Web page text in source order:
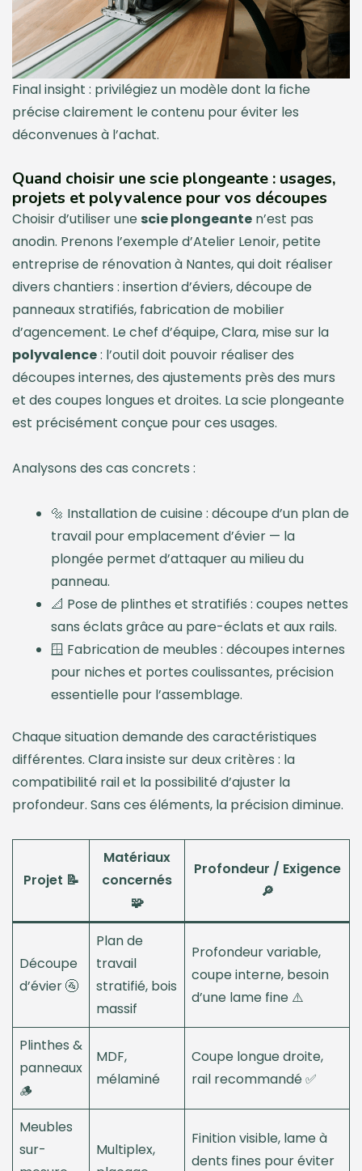
Final insight : privilégiez un modèle dont la fiche
précise clairement le contenu pour éviter les
déconvenues à l’achat.
Quand choisir une scie plongeante : usages,
projets et polyvalence pour vos découpes
Choisir d’utiliser une scie plongeante n’est pas
anodin. Prenons l’exemple d’Atelier Lenoir, petite
entreprise de rénovation à Nantes, qui doit réaliser
divers chantiers : insertion d’éviers, découpe de
panneaux stratifiés, fabrication de mobilier
d’agencement. Le chef d’équipe, Clara, mise sur la
polyvalence: l’outil doit pouvoir réaliser des
découpes internes, des ajustements près des murs
et des coupes longues et droites. La scie plongeante
est précisément conçue pour ces usages.
Analysons des cas concrets :
🔩 Installation de cuisine : découpe d’un plan de
travail pour emplacement d’évier — la
plongée permet d’attaquer au milieu du
panneau.
📐 Pose de plinthes et stratifiés : coupes nettes
sans éclats grâce au pare-éclats et aux rails.
🪟 Fabrication de meubles : découpes internes
pour niches et portes coulissantes, précision
essentielle pour l’assemblage.
Chaque situation demande des caractéristiques
différentes. Clara insiste sur deux critères : la
compatibilité rail et la possibilité d’ajuster la
profondeur. Sans ces éléments, la précision diminue.
Projet 📝
Matériaux
concernés
🧩
Profondeur / Exigence
🔎
Découpe
d’évier 🚰
Plan de
travail
stratifié, bois
massif
Profondeur variable,
coupe interne, besoin
d’une lame fine ⚠️
Plinthes &
panneaux
🪵
MDF,
mélaminé
Coupe longue droite,
rail recommandé ✅
Meubles
sur-
Multiplex,
Finition visible, lame à
dents fines pour éviter